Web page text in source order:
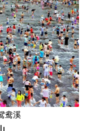
鸯溪